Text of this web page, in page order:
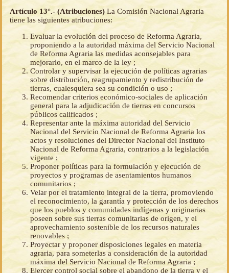
Artículo 13°.- (Atribuciones) La Comisión Nacional Agraria
tiene las siguientes atribuciones:
Evaluar la evolución del proceso de Reforma Agraria,
proponiendo a la autoridad máxima del Servicio Nacional
de Reforma Agraria las medidas aconsejables para
mejorarlo, en el marco de la ley ;
Controlar y supervisar la ejecución de políticas agrarias
sobre distribución, reagrupamiento y redistribución de
tierras, cualesquiera sea su condición o uso ;
Recomendar criterios económico-sociales de aplicación
general para la adjudicación de tierras en concursos
públicos calificados ;
Representar ante la máxima autoridad del Servicio
Nacional del Servicio Nacional de Reforma Agraria los
actos y resoluciones del Director Nacional del Instituto
Nacional de Reforma Agraria, contrarios a la legislación
vigente ;
Proponer políticas para la formulación y ejecución de
proyectos y programas de asentamientos humanos
comunitarios ;
Velar por el tratamiento integral de la tierra, promoviendo
el reconocimiento, la garantía y protección de los derechos
que los pueblos y comunidades indígenas y originarias
poseen sobre sus tierras comunitarias de origen, y el
aprovechamiento sostenible de los recursos naturales
renovables ;
Proyectar y proponer disposiciones legales en materia
agraria, para someterlas a consideración de la autoridad
máxima del Servicio Nacional de Reforma Agraria ;
Ejercer control social sobre el abandono de la tierra y el